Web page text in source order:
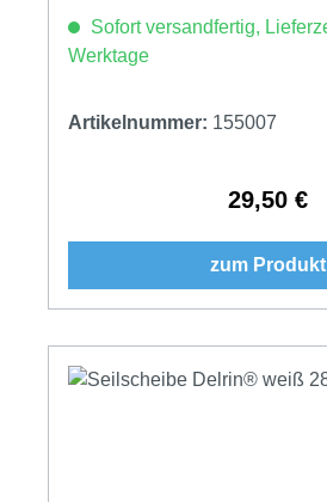
Sofort versandfertig,
Werktage
Artikelnummer: 155007
Regulärer
29,50 €
zum Produkt